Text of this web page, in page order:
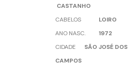
CASTANHO
CABELOS
LOIRO
ANO NASC. 1972
CIDADE SÃO JOSÉ DOS
CAMPOS